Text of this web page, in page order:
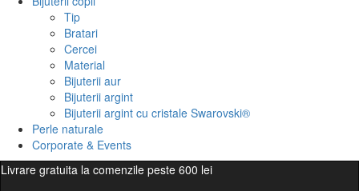
Tip
Bratari
Cercei
Material
Bijuterii aur
Bijuterii argint
Bijuterii argint cu cristale Swarovski®
Perle naturale
Corporate & Events
Livrare gratuita la comenzile peste 600 lei